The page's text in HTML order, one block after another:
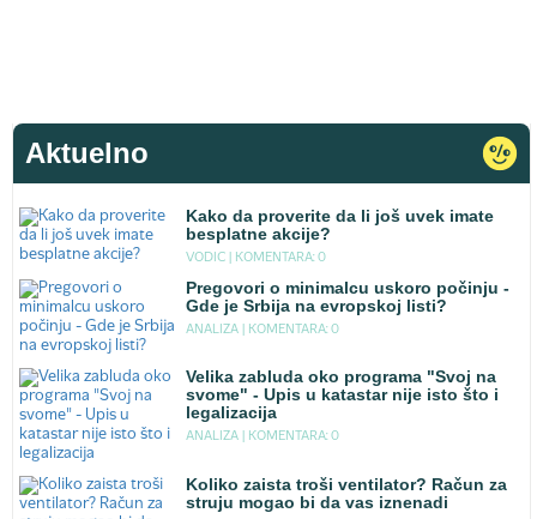
Aktuelno
Kako da proverite da li još uvek imate
besplatne akcije?
VODIC | KOMENTARA: 0
Pregovori o minimalcu uskoro počinju -
Gde je Srbija na evropskoj listi?
ANALIZA | KOMENTARA: 0
Velika zabluda oko programa "Svoj na
svome" - Upis u katastar nije isto što i
legalizacija
ANALIZA | KOMENTARA: 0
Koliko zaista troši ventilator? Račun za
struju mogao bi da vas iznenadi